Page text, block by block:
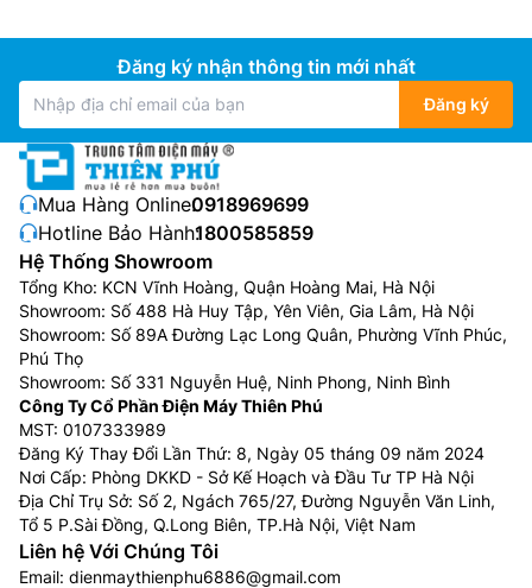
Đăng ký nhận thông tin mới nhất
Đăng ký
Mua Hàng Online:0918969699
Hotline Bảo Hành:1800585859
Hệ Thống Showroom
Tổng Kho: KCN Vĩnh Hoàng, Quận Hoàng Mai, Hà Nội
Showroom: Số 488 Hà Huy Tập, Yên Viên, Gia Lâm, Hà Nội
Showroom: Số 89A Đường Lạc Long Quân, Phường Vĩnh Phúc,
Phú Thọ
Showroom: Số 331 Nguyễn Huệ, Ninh Phong, Ninh Bình
Công Ty Cổ Phần Điện Máy Thiên Phú
MST: 0107333989
Đăng Ký Thay Đổi Lần Thứ: 8, Ngày 05 tháng 09 năm 2024
Nơi Cấp: Phòng DKKD - Sở Kế Hoạch và Đầu Tư TP Hà Nội
Địa Chỉ Trụ Sở: Số 2, Ngách 765/27, Đường Nguyễn Văn Linh,
Tổ 5 P.Sài Đồng, Q.Long Biên, TP.Hà Nội, Việt Nam
Liên hệ Với Chúng Tôi
Email: dienmaythienphu6886@gmail.com